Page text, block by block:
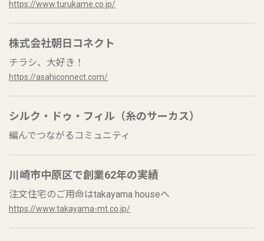
https://www.turukame.co.jp/
株式会社朝日コネクト
チラシ、大好き！
https://asahiconnect.com/
シルク・ドゥ・フィル（糸のサーカス）
編んでつながるコミュニティ
川崎市中原区で創業62年の実績
注文住宅のご用命はtakayama houseへ
https://www.takayama-mt.co.jp/